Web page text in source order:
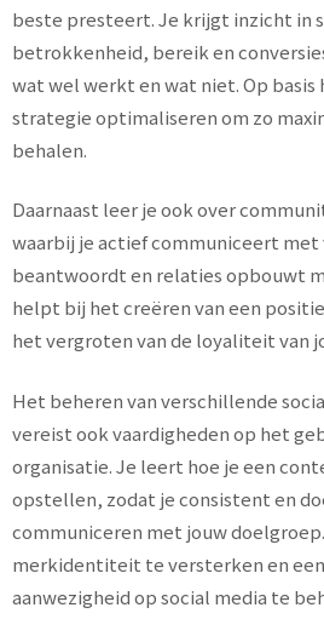
beste presteert. Je krijgt inzicht in
betrokkenheid, bereik en
wat wel werkt en wat niet. Op basis
strategie optimaliseren om zo
behalen.
Daarnaast leer je ook over
waarbij je actief communiceert met
beantwoordt en relaties opbouwt
helpt bij het creëren van een
het vergroten van de loyaliteit van
Het beheren van verschillende
vereist ook vaardigheden op het
organisatie. Je leert hoe je een
opstellen, zodat je consistent en
communiceren met jouw
merkidentiteit te versterken en
aanwezigheid op social media te